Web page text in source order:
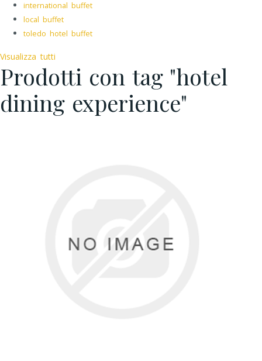
international buffet
local buffet
toledo hotel buffet
Visualizza tutti
Prodotti con tag "hotel
dining experience"